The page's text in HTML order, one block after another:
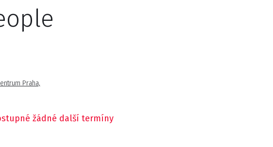
Praha,
žádné další termíny